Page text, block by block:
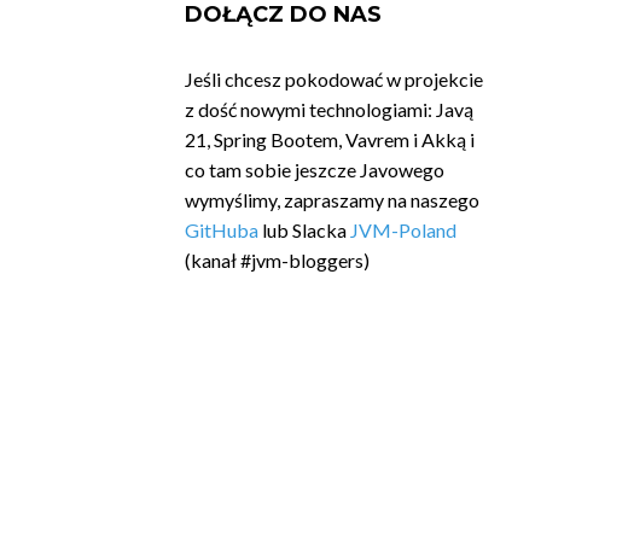
DOŁĄCZ DO NAS
Jeśli chcesz pokodować w projekcie
z dość nowymi technologiami: Javą
21, Spring Bootem, Vavrem i Akką i
co tam sobie jeszcze Javowego
wymyślimy, zapraszamy na naszego
GitHuba lub Slacka JVM-Poland
(kanał #jvm-bloggers)